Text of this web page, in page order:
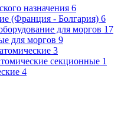
назначения 6
(Франция - Болгария) 6
для моргов 17
для моргов 9
3
секционные 1
4